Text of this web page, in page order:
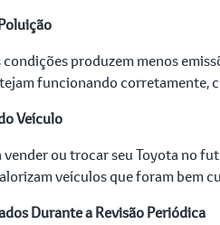
condições produzem menos
funcionando corretamente,
Veículo
vender ou trocar seu Toyota no
veículos que foram bem
Durante a Revisão Periódica